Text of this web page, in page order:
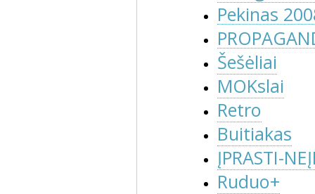
Pekinas
Šešėliai
MOKslai
Retro
Buitiakas
ĮPRASTI-
Ruduo+